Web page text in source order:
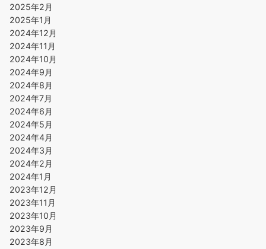
2025年2月
2025年1月
2024年12月
2024年11月
2024年10月
2024年9月
2024年8月
2024年7月
2024年6月
2024年5月
2024年4月
2024年3月
2024年2月
2024年1月
2023年12月
2023年11月
2023年10月
2023年9月
2023年8月